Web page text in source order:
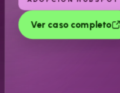
Ver caso completo